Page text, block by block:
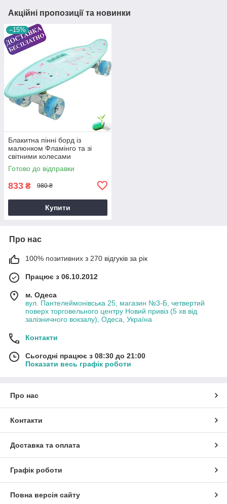
Акційні пропозиції та новинки
–15%
Блакитна пінні борд із
малюнком Фламінго та зі
світними колесами
Готово до відправки
833 ₴ 980 ₴
Купити
Про нас
100% позитивних з 270 відгуків за рік
Працює з 06.10.2012
м. Одеса
вул. Пантелеймонівська 25, магазин №3-Б, четвертий
поверх торговельного центру Новий привіз (5 хв від
залізничного вокзалу), Одеса, Україна
Контакти
Сьогодні працює з 08:30 до 21:00
Показати весь графік роботи
Про нас
Контакти
Доставка та оплата
Графік роботи
Повна версія сайту